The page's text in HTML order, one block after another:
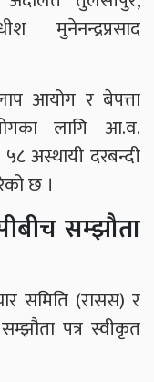
मुनेनन्द्रप्रसाद
आयोग र बेपत्ता
लागि आ.व.
अस्थायी दरबन्दी
छ ।
सम्झौता
समिति (रासस) र
पत्र स्वीकृत